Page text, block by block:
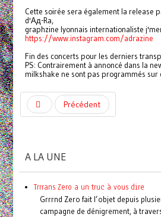
Cette soirée sera également la release
d'Ад-Ra,
graphzine lyonnais internationaliste
https://www.instagram.com/adrazine
Fin des concerts pour les derniers
PS: Contrairement à annoncé dans la
milkshake ne sont pas programmés sur
Précédent
A LA UNE
Trrrans Zero a un truc à vous dire
Grrrnd Zero fait l’objet depuis
campagne de dénigrement, à travers